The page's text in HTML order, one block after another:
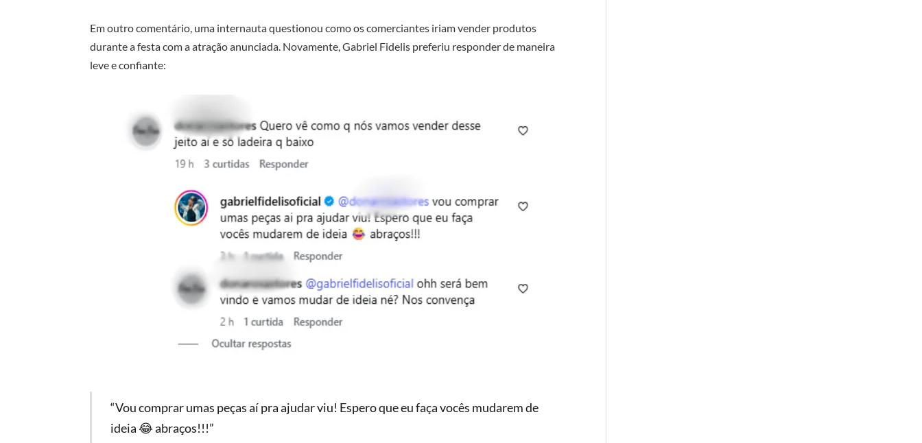
Em outro comentário, uma internauta questionou como os comerciantes iriam vender produtos
durante a festa com a atração anunciada. Novamente, Gabriel Fidelis preferiu responder de maneira
leve e confiante:
“Vou comprar umas peças aí pra ajudar viu! Espero que eu faça vocês mudarem de
ideia 😂 abraços!!!”